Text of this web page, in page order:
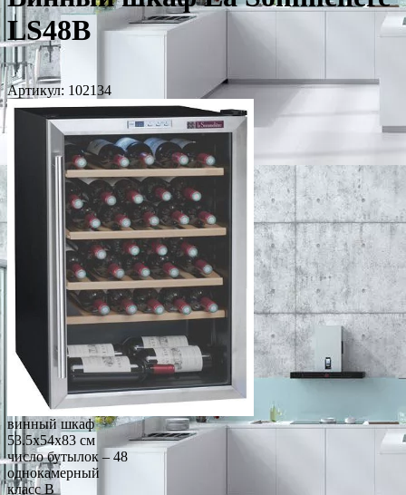
LS48B
Артикул: 102134
винный шкаф
53.5x54x83 см
число бутылок – 48
однокамерный
класс B